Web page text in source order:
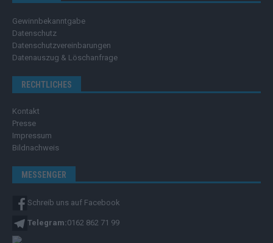
Gewinnbekanntgabe
Datenschutz
Datenschutzvereinbarungen
Datenauszug & Löschanfrage
RECHTLICHES
Kontakt
Presse
Impressum
Bildnachweis
MESSENGER
Schreib uns auf Facebook
Telegram:0162 862 71 99